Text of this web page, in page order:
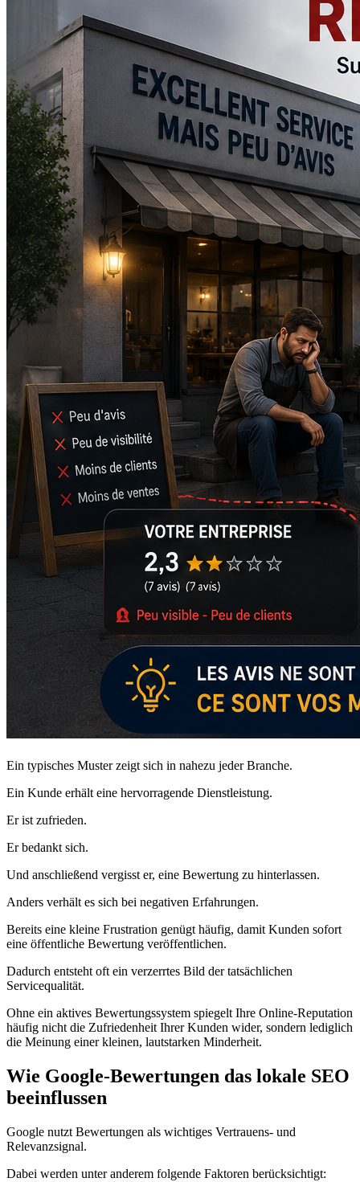
Ein typisches Muster zeigt sich in nahezu jeder Branche.
Ein Kunde erhält eine hervorragende Dienstleistung.
Er ist zufrieden.
Er bedankt sich.
Und anschließend vergisst er, eine Bewertung zu hinterlassen.
Anders verhält es sich bei negativen Erfahrungen.
Bereits eine kleine Frustration genügt häufig, damit Kunden sofort
eine öffentliche Bewertung veröffentlichen.
Dadurch entsteht oft ein verzerrtes Bild der tatsächlichen
Servicequalität.
Ohne ein aktives Bewertungssystem spiegelt Ihre Online-Reputation
häufig nicht die Zufriedenheit Ihrer Kunden wider, sondern lediglich
die Meinung einer kleinen, lautstarken Minderheit.
Wie Google-Bewertungen das lokale SEO
beeinflussen
Google nutzt Bewertungen als wichtiges Vertrauens- und
Relevanzsignal.
Dabei werden unter anderem folgende Faktoren berücksichtigt: